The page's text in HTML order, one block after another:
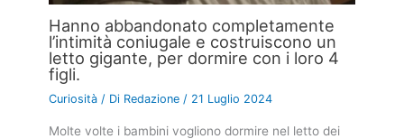
Hanno abbandonato completamente
l’intimità coniugale e costruiscono un
letto gigante, per dormire con i loro 4
figli.
Curiosità / Di Redazione/ 21 Luglio 2024
Molte volte i bambini vogliono dormire nel letto dei